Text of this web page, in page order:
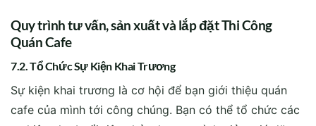
cafe của mình tới công chúng. Bạn có thể tổ chức các
sự kiện như buổi tiệc nhỏ, chương trình giảm giá đặc
biệt cho khách hàng đầu tiên. Đây là cách tốt để tạo
ấn tượng ban đầu và thu hút sự quan tâm của khách
hàng.